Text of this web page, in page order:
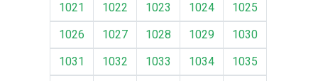
1021
1022 1023 1024
1025
1026
1027 1028 1029
1030
1031
1032 1033 1034
1035